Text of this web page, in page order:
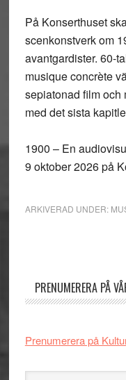
På Konserthuset
scenkonstverk om
avantgardister. 60-
musique concrète
sepiatonad film och
med det sista
1900 – En
9 oktober 2026 på
ARKIVERAD UNDER:
PRENUMERERA PÅ
Prenumerera på